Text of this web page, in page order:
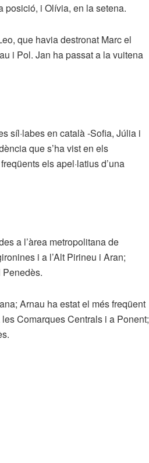
posició, i Olívia, en la setena.
que havia destronat Marc el
i Pol. Jan ha passat a la vuitena
síl·labes en català -Sofia, Júlia i
que s’ha vist en els
els apel·latius d’una
a l’àrea metropolitana de
i a l’Alt Pirineu i Aran;
Penedès.
Arnau ha estat el més freqüent
Comarques Centrals i a Ponent;